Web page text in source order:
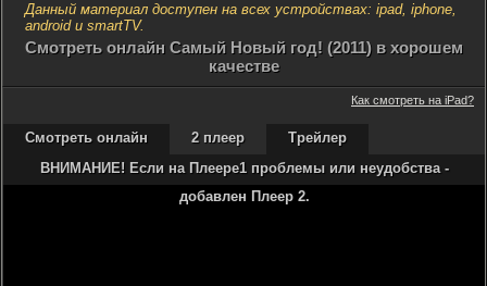
Данный материал доступен на всех устройствах: ipad, iphone,
android и smartTV.
Cмотреть онлайн Самый Новый год! (2011) в хорошем
качестве
Как смотреть на iPad?
Смотреть онлайн 2 плеер
Трейлер
ВНИМАНИЕ! Если на Плеере1 проблемы или неудобства -
добавлен Плеер 2.